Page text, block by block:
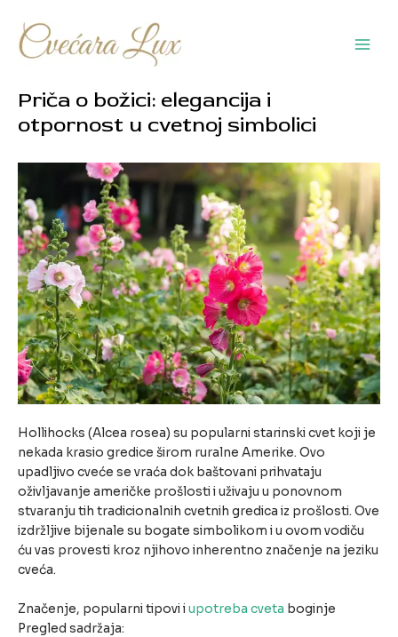
sadržaj
Priča o božici: elegancija i
otpornost u cvetnoj simbolici
Hollihocks (Alcea rosea) su popularni starinski cvet koji je
nekada krasio gredice širom ruralne Amerike. Ovo
upadljivo cveće se vraća dok baštovani prihvataju
oživljavanje američke prošlosti i uživaju u ponovnom
stvaranju tih tradicionalnih cvetnih gredica iz prošlosti. Ove
izdržljive bijenale su bogate simbolikom i u ovom vodiču
ću vas provesti kroz njihovo inherentno značenje na jeziku
cveća.
Značenje, popularni tipovi iupotreba cveta boginje
Pregled sadržaja: